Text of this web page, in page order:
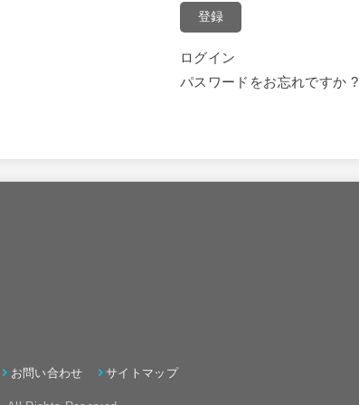
登録
ログイン
パスワードをお忘れですか ?
お問い合わせ サイトマップ